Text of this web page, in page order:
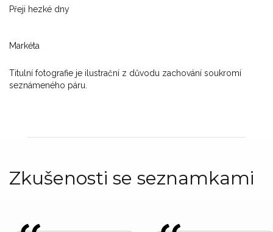
Přeji hezké dny
Markéta
Titulní fotografie je ilustrační z důvodu zachování soukromí
seznámeného páru.
Zkušenosti se seznamkami